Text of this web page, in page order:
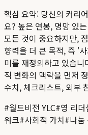
핵심 요약: 당신의 커리
요? 높은 연봉, 명망 있
모든 것이 중요하지만,
향력을 더 큰 목적, 즉 '
미를 재정의하고 있습니
직 변화의 맥락을 먼저
수치, 체크리스트, 외부
#월드비전 YLC#영 리
워크#사회적 가치#나눔